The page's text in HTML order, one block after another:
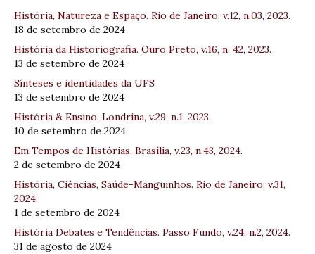
História, Natureza e Espaço. Rio de Janeiro, v.12, n.03, 2023.
18 de setembro de 2024
História da Historiografia. Ouro Preto, v.16, n. 42, 2023.
13 de setembro de 2024
Sínteses e identidades da UFS
13 de setembro de 2024
História & Ensino. Londrina, v.29, n.1, 2023.
10 de setembro de 2024
Em Tempos de Histórias. Brasília, v.23, n.43, 2024.
2 de setembro de 2024
História, Ciências, Saúde-Manguinhos. Rio de Janeiro, v.31,
2024.
1 de setembro de 2024
História Debates e Tendências. Passo Fundo, v.24, n.2, 2024.
31 de agosto de 2024